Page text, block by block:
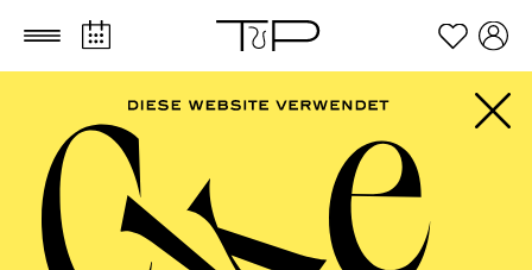
Zum Hauptinhalt springen Zum Footer springen
ESSENER
PHILHARMONIKER